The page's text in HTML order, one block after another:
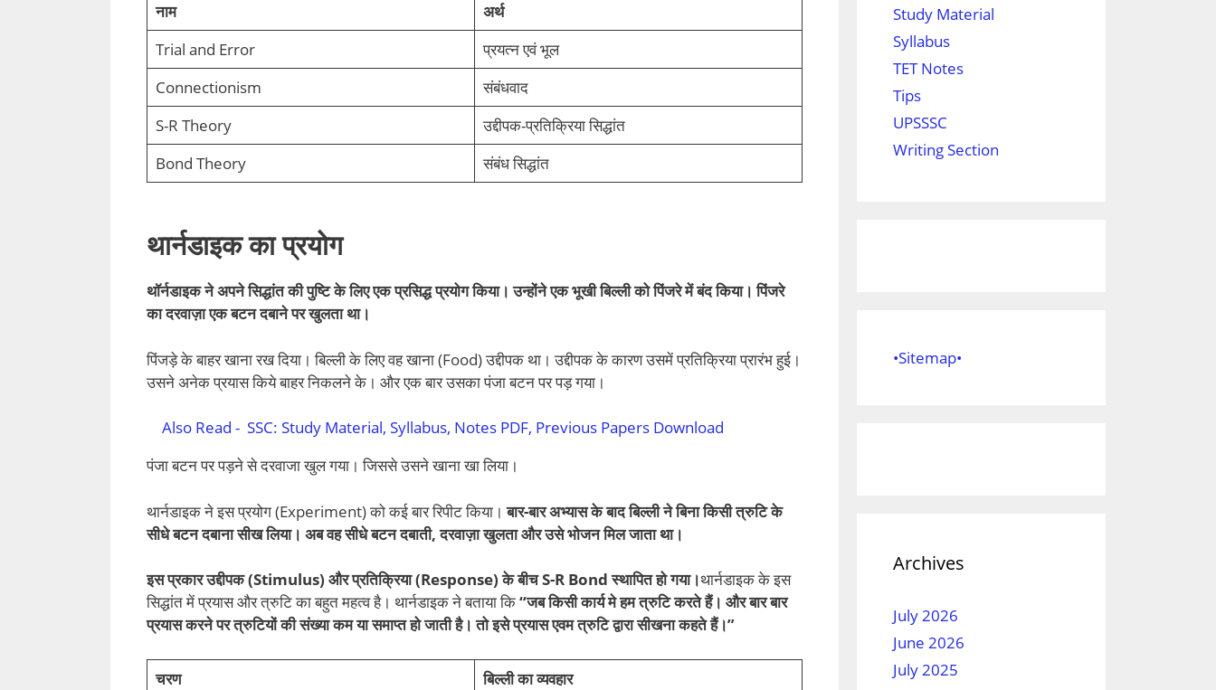
नाम
अर्थ
Trial and Error
प्रयत्न एवं भूल
Connectionism
संबंधवाद
S-R Theory
उद्दीपक-प्रतिक्रिया सिद्धांत
Bond Theory
संबंध सिद्धांत
थार्नडाइक का प्रयोग
थॉर्नडाइक ने अपने सिद्धांत की पुष्टि के लिए एक प्रसिद्ध प्रयोग किया। उन्होंने एक भूखी बिल्ली को पिंजरे में बंद किया। पिंजरे
का दरवाज़ा एक बटन दबाने पर खुलता था।
पिंजड़े के बाहर खाना रख दिया। बिल्ली के लिए वह खाना (Food) उद्दीपक था। उद्दीपक के कारण उसमें प्रतिक्रिया प्रारंभ हुई।
उसने अनेक प्रयास किये बाहर निकलने के। और एक बार उसका पंजा बटन पर पड़ गया।
Also Read - SSC: Study Material, Syllabus, Notes PDF, Previous Papers Download
पंजा बटन पर पड़ने से दरवाजा खुल गया। जिससे उसने खाना खा लिया।
थार्नडाइक ने इस प्रयोग (Experiment) को कई बार रिपीट किया।बार-बार अभ्यास के बाद बिल्ली ने बिना किसी त्रुटि के
सीधे बटन दबाना सीख लिया। अब वह सीधे बटन दबाती, दरवाज़ा खुलता और उसे भोजन मिल जाता था।
इस प्रकार उद्दीपक (Stimulus) और प्रतिक्रिया (Response) के बीच S-R Bond स्थापित हो गया।थार्नडाइक के इस
सिद्धांत में प्रयास और त्रुटि का बहुत महत्व है। थार्नडाइक ने बताया कि“जब किसी कार्य मे हम त्रुटि करते हैं। और बार बार
प्रयास करने पर त्रुटियों की संख्या कम या समाप्त हो जाती है। तो इसे प्रयास एवम त्रुटि द्वारा सीखना कहते हैं।”
चरण बिल्ली का व्यवहार
Study Material
Syllabus
TET Notes
Tips
UPSSSC
Writing Section
•Sitemap•
Archives
July 2026
June 2026
July 2025